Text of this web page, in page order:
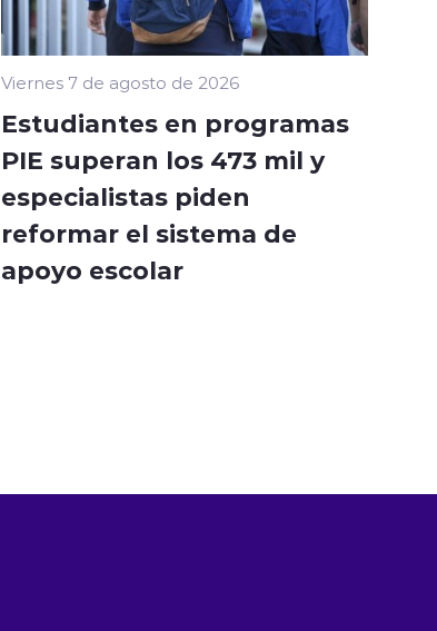
Viernes 7 de agosto de 2026
Estudiantes en programas
PIE superan los 473 mil y
especialistas piden
reformar el sistema de
apoyo escolar